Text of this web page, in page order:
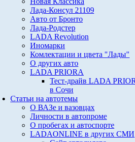
Лада-Консул 21109
Авто от Бронто
Лада-Родстер
LADA Revolution
Иномарки
Комлектации и цвета "Лады"
О других авто
LADA PRIORA
Тест-драйв LADA
в Сочи
Статьи на автотемы
О ВАЗе и вазовцах
Личности в автопроме
О пробегах и автоспорте
LADAONLINE в других СМИ